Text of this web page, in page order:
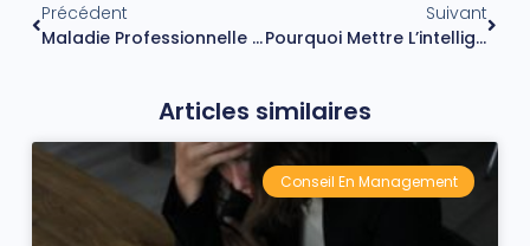
Précédent
Maladie Professionnelle : Démarches, Reconnaissance Et Prévention
Suivant
Pourquoi Mettre L’intelligence Collective Au Service De L’entreprise
Articles similaires
Conseil En Management